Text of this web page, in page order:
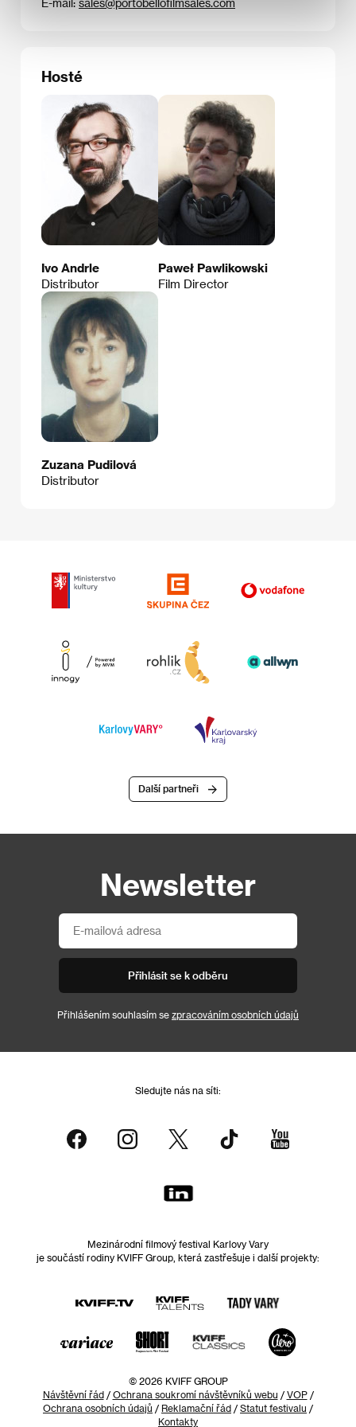
E-mail: sales@portobellofilmsales.com
Hosté
Ivo Andrle
Distributor
Paweł Pawlikowski
Film Director
Zuzana Pudilová
Distributor
Další partneři
Newsletter
Přihlásit se k odběru
Přihlášením souhlasím se zpracováním osobních údajů
Sledujte nás na síti:
Mezinárodní filmový festival Karlovy Vary
je součástí rodiny KVIFF Group, která zastřešuje i další projekty:
© 2026 KVIFF GROUP
Návštěvní řád/ Ochrana soukromí návštěvníků webu / VOP/
Ochrana osobních údajů / Reklamační řád / Statut festivalu /
Kontakty